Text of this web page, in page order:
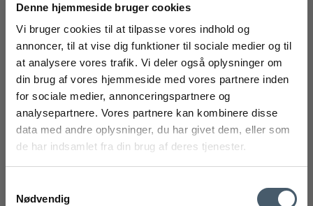
Denne hjemmeside bruger cookies
Vi bruger cookies til at tilpasse vores indhold og
annoncer, til at vise dig funktioner til sociale medier og til
at analysere vores trafik. Vi deler også oplysninger om
din brug af vores hjemmeside med vores partnere inden
for sociale medier, annonceringspartnere og
analysepartnere. Vores partnere kan kombinere disse
data med andre oplysninger, du har givet dem, eller som
de har indsamlet fra din brug af deres tjenester.
Nødvendig
Eberhart Hector Tillægsplader
Eberhart
215-104.85_HEC105M
Fra 11.995 DKK
Vis produkt
FÅ 20% RABAT
*Din rabat kan ikke bruges på i forvejen nedsatte varer eller på
produkter fra Rocket
.